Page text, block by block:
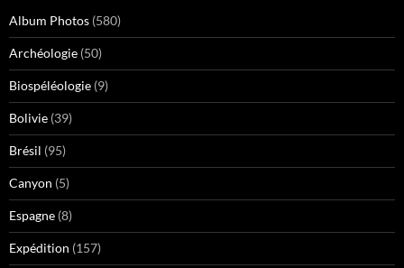
Album Photos (580)
Archéologie (50)
Biospéléologie (9)
Bolivie (39)
Brésil (95)
Canyon (5)
Espagne (8)
Expédition (157)